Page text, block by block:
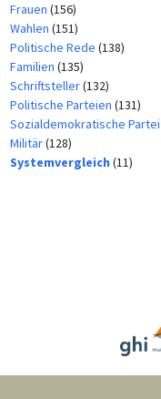
Frauen (156)
Wahlen (151)
Politische Rede (138)
Familien (135)
Schriftsteller(132)
Politische Parteien (131)
Sozialdemokratische Partei
Militär(128)
Systemvergleich (11)